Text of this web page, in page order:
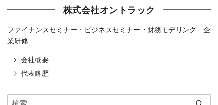
株式会社オントラック
ファイナンスセミナー・ビジネスセミナー・財務モデリング・企
業研修
会社概要
代表略歴